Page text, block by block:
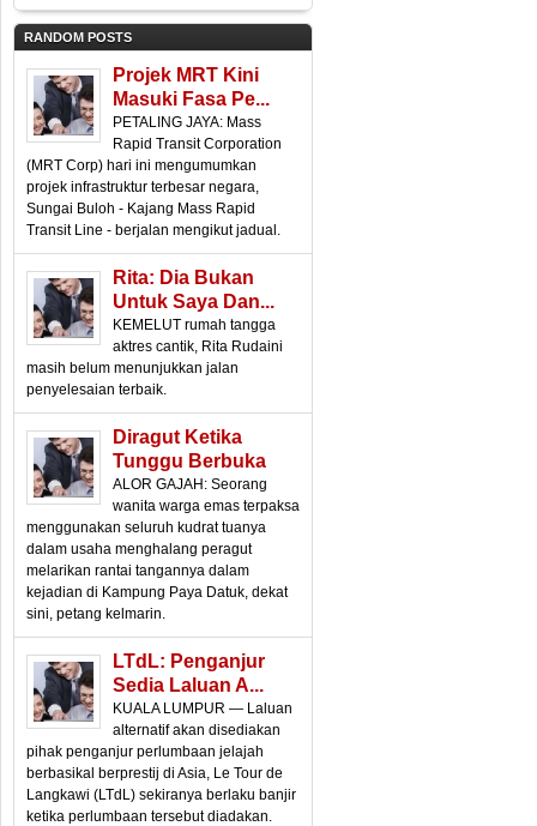
RANDOM POSTS
Projek MRT Kini
Masuki Fasa Pe...
PETALING JAYA: Mass
Rapid Transit Corporation
(MRT Corp) hari ini mengumumkan
projek infrastruktur terbesar negara,
Sungai Buloh - Kajang Mass Rapid
Transit Line - berjalan mengikut jadual.
Rita: Dia Bukan
Untuk Saya Dan...
KEMELUT rumah tangga
aktres cantik, Rita Rudaini
masih belum menunjukkan jalan
penyelesaian terbaik.
Diragut Ketika
Tunggu Berbuka
ALOR GAJAH: Seorang
wanita warga emas terpaksa
menggunakan seluruh kudrat tuanya
dalam usaha menghalang peragut
melarikan rantai tangannya dalam
kejadian di Kampung Paya Datuk, dekat
sini, petang kelmarin.
LTdL: Penganjur
Sedia Laluan A...
KUALA LUMPUR — Laluan
alternatif akan disediakan
pihak penganjur perlumbaan jelajah
berbasikal berprestij di Asia, Le Tour de
Langkawi (LTdL) sekiranya berlaku banjir
ketika perlumbaan tersebut diadakan.